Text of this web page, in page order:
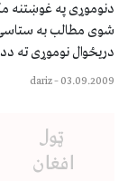
دنوموړی په غوښتنه
شوی مطالب به ستاسی
دریځوال نوموړی ته
03.09.2009
–
dariz